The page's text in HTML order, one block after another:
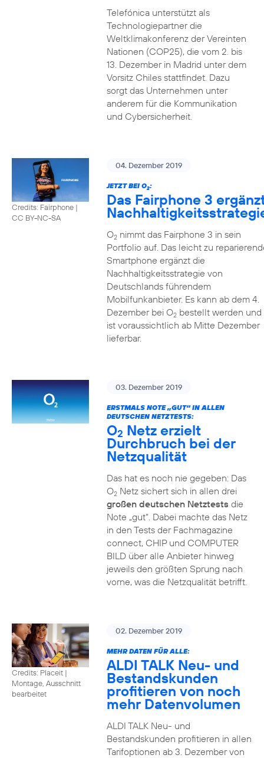
Telefónica unterstützt als
Technologiepartner die
Weltklimakonferenz der Vereinten
Nationen (COP25), die vom 2. bis
13. Dezember in Madrid unter dem
Vorsitz Chiles stattfindet. Dazu
sorgt das Unternehmen unter
anderem für die Kommunikation
und Cybersicherheit.
Credits: Fairphone |
CC BY-NC-SA
04. Dezember 2019
JETZT BEI O2:
Das Fairphone 3
O2nimmt das Fairphone 3 in sein
Portfolio auf. Das leicht zu
Smartphone ergänzt die
Nachhaltigkeitsstrategie von
Deutschlands führendem
Mobilfunkanbieter. Es kann ab dem 4.
Dezember bei O2bestellt werden und
ist voraussichtlich ab Mitte Dezember
lieferbar.
03. Dezember 2019
ERSTMALS NOTE „GUT“ IN ALLEN
DEUTSCHEN NETZTESTS:
O2 Netz erzielt
Durchbruch bei der
Netzqualität
Das hat es noch nie gegeben: Das
O2Netz sichert sich in allen drei
großen deutschen Netztests die
Note „gut“. Dabei machte das Netz
in den Tests der Fachmagazine
connect, CHIP und COMPUTER
BILD über alle Anbieter hinweg
jeweils den größten Sprung nach
vorne, was die Netzqualität betrifft.
Credits: Placeit |
Montage, Ausschnitt
bearbeitet
02. Dezember 2019
MEHR DATEN FÜR ALLE:
ALDI TALK Neu- und
Bestandskunden
profitieren von noch
mehr Datenvolumen
ALDI TALK Neu- und
Bestandskunden profitieren in allen
Tarifoptionen ab 3. Dezember von